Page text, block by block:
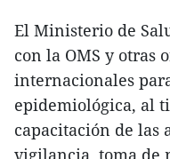
El Ministerio de
con la OMS y otras
internacionales
epidemiológica, al
capacitación de las